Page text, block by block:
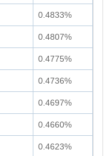
0.4833%
0.4807%
0.4775%
0.4736%
0.4697%
0.4660%
0.4623%